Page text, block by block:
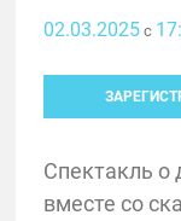
02.03.2025с
Спектакль о
вместе со